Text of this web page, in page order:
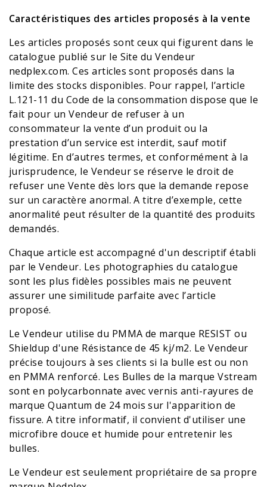
Caractéristiques des articles proposés à la vente
Les articles proposés sont ceux qui figurent dans le
catalogue publié sur le Site du Vendeur
nedplex.com. Ces articles sont proposés dans la
limite des stocks disponibles. Pour rappel, l’article
L.121-11 du Code de la consommation dispose que le
fait pour un Vendeur de refuser à un
consommateur la vente d’un produit ou la
prestation d’un service est interdit, sauf motif
légitime. En d’autres termes, et conformément à la
jurisprudence, le Vendeur se réserve le droit de
refuser une Vente dès lors que la demande repose
sur un caractère anormal. A titre d’exemple, cette
anormalité peut résulter de la quantité des produits
demandés.
Chaque article est accompagné d'un descriptif établi
par le Vendeur. Les photographies du catalogue
sont les plus fidèles possibles mais ne peuvent
assurer une similitude parfaite avec l’article
proposé.
Le Vendeur utilise du PMMA de marque RESIST ou
Shieldup d'une Résistance de 45 kj/m2. Le Vendeur
précise toujours à ses clients si la bulle est ou non
en PMMA renforcé. Les Bulles de la marque Vstream
sont en polycarbonnate avec vernis anti-rayures de
marque Quantum de 24 mois sur l'apparition de
fissure. A titre informatif, il convient d'utiliser une
microfibre douce et humide pour entretenir les
bulles.
Le Vendeur est seulement propriétaire de sa propre